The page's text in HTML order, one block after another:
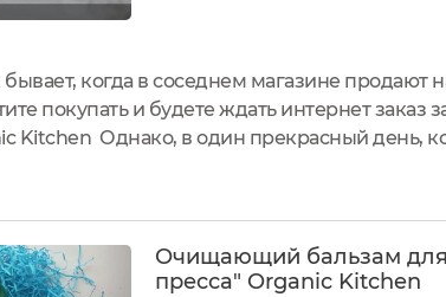
бывает, когда в соседнем магазине
покупать и будете ждать интернет
Kitchen Однако, в один прекрасный день,
Очищающий бальзам
пресса" Organic Kitchen